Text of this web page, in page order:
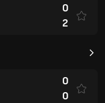
0
2
0
0